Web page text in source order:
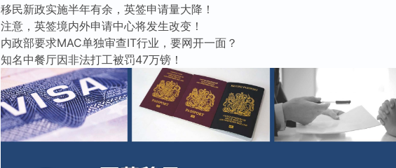
移民新政实施半年有余，英签申请量大降！
注意，英签境内外申请中心将发生改变！
内政部要求MAC单独审查IT行业，要网开一面？
知名中餐厅因非法打工被罚47万镑！